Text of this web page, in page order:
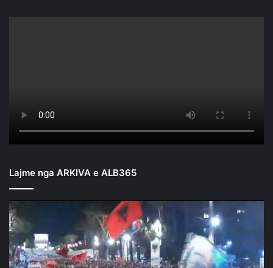
Lajme nga ARKIVA e ALB365
Mbyllen
fjalimet
para
Kryeministrisë/
Nis